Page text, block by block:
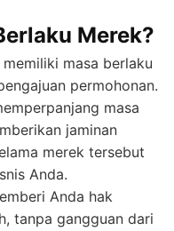
Merek?
masa berlaku
permohonan.
masa
jaminan
merek tersebut
Anda.
Anda hak
tanpa gangguan dari